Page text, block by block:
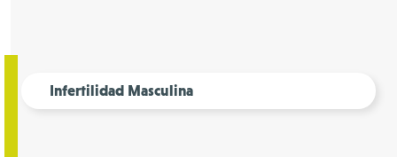
Infertilidad Masculina